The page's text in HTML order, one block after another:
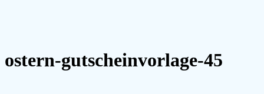
ostern-gutscheinvorlage-45